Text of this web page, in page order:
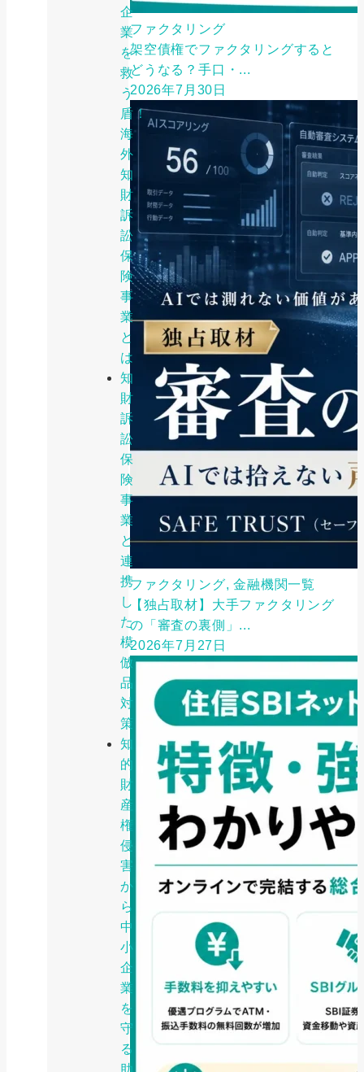
企
業
を
救
う
盾！
海
外
知
財
訴
訟
保
険
事
業
と
は
知
財
訴
訟
保
険
事
業
と
連
携
し
た
模
倣
品
対
策
知
的
財
産
権
侵
害
か
ら
中
小
企
業
を
守
る
助
ファクタリング
架空債権でファクタリングすると
どうなる？手口・...
2026年7月30日
ファクタリング, 金融機関一覧
【独占取材】大手ファクタリング
の「審査の裏側」...
2026年7月27日